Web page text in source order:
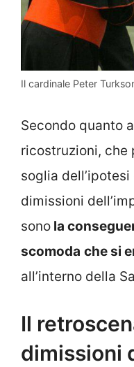
Il cardinale Peter
Secondo quanto
ricostruzioni, che
soglia
dimissioni
sono la
scomoda che si
all’interno della
Il
dimissioni